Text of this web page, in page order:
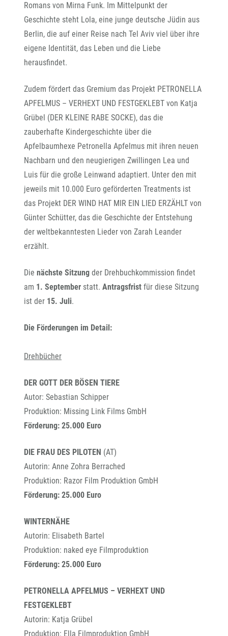
Romans von Mirna Funk. Im Mittelpunkt der
Geschichte steht Lola, eine junge deutsche Jüdin aus
Berlin, die auf einer Reise nach Tel Aviv viel über ihre
eigene Identität, das Leben und die Liebe
herausfindet.
Zudem fördert das Gremium das Projekt PETRONELLA
APFELMUS – VERHEXT UND FESTGEKLEBT von Katja
Grübel (DER KLEINE RABE SOCKE), das die
zauberhafte Kindergeschichte über die
Apfelbaumhexe Petronella Apfelmus mit ihren neuen
Nachbarn und den neugierigen Zwillingen Lea und
Luis für die große Leinwand adaptiert. Unter den mit
jeweils mit 10.000 Euro geförderten Treatments ist
das Projekt DER WIND HAT MIR EIN LIED ERZÄHLT von
Günter Schütter, das die Geschichte der Entstehung
der weltbekanntesten Lieder von Zarah Leander
erzählt.
Die nächste Sitzung der Drehbuchkommission findet
am 1. September statt. Antragsfrist für diese Sitzung
ist der 15. Juli.
Die Förderungen im Detail:
Drehbücher
DER GOTT DER BÖSEN TIERE
Autor: Sebastian Schipper
Produktion: Missing Link Films GmbH
Förderung: 25.000 Euro
DIE FRAU DES PILOTEN (AT)
Autorin: Anne Zohra Berrached
Produktion: Razor Film Produktion GmbH
Förderung: 25.000 Euro
WINTERNÄHE
Autorin: Elisabeth Bartel
Produktion: naked eye Filmproduktion
Förderung: 25.000 Euro
PETRONELLA APFELMUS – VERHEXT UND
FESTGEKLEBT
Autorin: Katja Grübel
Produktion: Ella Filmproduktion GmbH